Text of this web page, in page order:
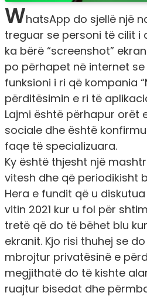
WhatsApp do sjellë një
treguar se personi të cilit i
ka bërë “screenshot”
po përhapet në internet
funksioni i ri që kompania
përditësimin e ri të
Lajmi është përhapur orët
sociale dhe është
faqe të specializuara.
Ky është thjesht një
vitesh dhe që periodikisht
Hera e fundit që u
vitin 2021 kur u fol për
tretë që do të bëhet blu
ekranit. Kjo risi thuhej se
mbrojtur privatësinë e
megjithatë do të kishte
ruajtur bisedat dhe